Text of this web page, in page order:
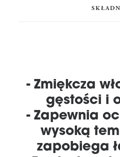
- Zmiękcza
gęstości i
- Zapewnia
wysoką
zapobiega